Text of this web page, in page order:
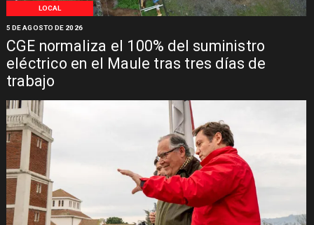
LOCAL
CGE normaliza el 100% del suministro
eléctrico en el Maule tras tres días de
trabajo
5 DE AGOSTO DE 2026